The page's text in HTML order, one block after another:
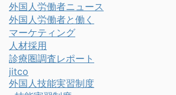
外国人労働者ニュース
外国人労働者と働く
マーケティング
人材採用
診療圏調査レポート
jitco
外国人技能実習制度